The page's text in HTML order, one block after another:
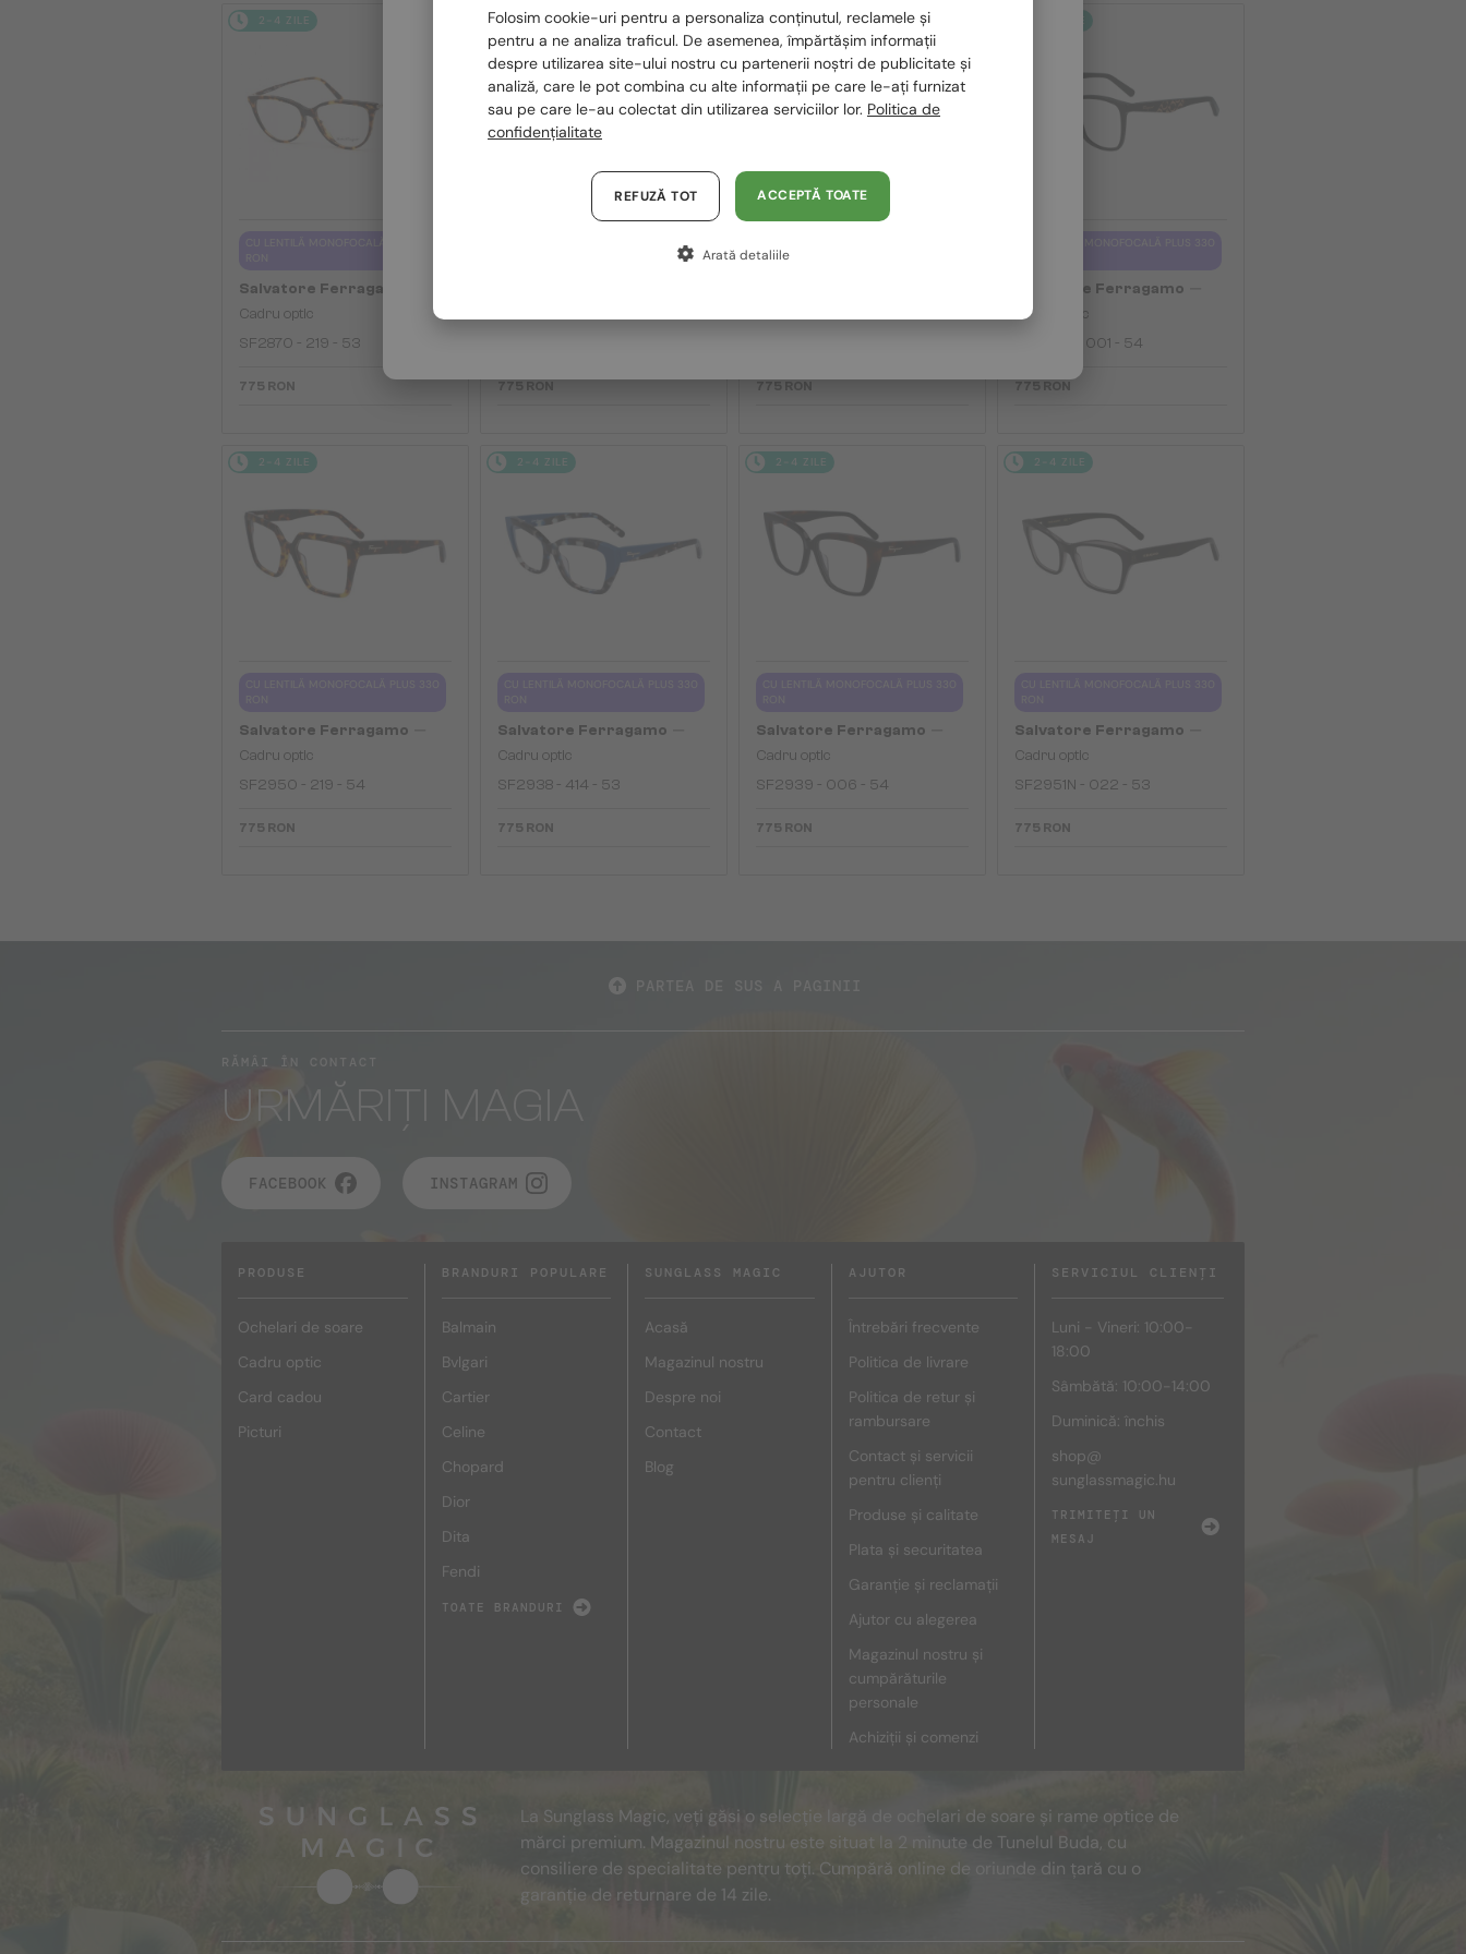
2-4 ZILE
Salvatore Ferragamo
Cadru optic
SF2870 - 219 - 53
775 RON
2-4 ZILE
CU LENTILĂ MONOFOCALĂ PLUS 330
775 RON
2-4 ZILE
RON
775 RON
Salvatore Ferragamo
Cadru optic
SF2903 - 001 - 54
775 RON
2-4 ZILE
Salvatore Ferragamo
Cadru optic
SF2950 - 219 - 54
775 RON
2-4 ZILE
Salvatore Ferragamo
Cadru optic
SF2938 - 414 - 53
775 RON
2-4 ZILE
Salvatore Ferragamo
Cadru optic
SF2939 - 006 - 54
775 RON
2-4 ZILE
Salvatore Ferragamo
Cadru optic
SF2951N - 022 - 53
775 RON
RĂMÂI ÎN CONTACT
URMĂRIȚI MAGIA
FACEBOOK INSTAGRAM
PRODUSE
Ochelari de soare
Cadru optic
Card cadou
Picturi
BRANDURI POPULARE
Balmain
Bvlgari
Cartier
Celine
Chopard
Dior
Dita
Fendi
TOATE BRANDURI
SUNGLASS MAGIC
Acasă
Magazinul nostru
Despre noi
Contact
Blog
AJUTOR
Întrebări frecvente
Politica de livrare
Politica de retur și
rambursare
Contact și servicii
pentru clienți
Produse și calitate
Plata și securitatea
Garanție și reclamații
Ajutor cu alegerea
Magazinul nostru și
cumpărăturile
personale
Achiziții și comenzi
SERVICIUL CLIENȚI
Luni - Vineri: 10:00-
18:00
Sâmbătă: 10:00-14:00
Duminică: închis
shop@
sunglassmagic.hu
TRIMITEȚI UN
MESAJ
La Sunglass Magic, veți găsi o selecție largă de ochelari de soare și rame optice de
mărci premium. Magazinul nostru este situat la 2 minute de Tunelul Buda, cu
consiliere de specialitate pentru toți. Cumpără online de oriunde din țară cu o
garanție de returnare de 14 zile.
România / RO
Polska / PL
Magyarország / HU
Austria / AT
Folosim cookie-uri pentru a personaliza conținutul, reclamele și
pentru a ne analiza traficul. De asemenea, împărtășim informații
despre utilizarea site-ului nostru cu partenerii noștri de publicitate și
analiză, care le pot combina cu alte informații pe care le-ați furnizat
sau pe care le-au colectat din utilizarea serviciilor lor. Politica de
confidențialitate
ACCEPTĂ TOATE
REFUZĂ TOT
Arată detaliile